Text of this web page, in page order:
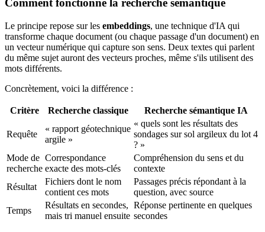
Comment fonctionne la recherche sémantique
Le principe repose sur les embeddings, une technique d'IA qui
transforme chaque document (ou chaque passage d'un document) en
un vecteur numérique qui capture son sens. Deux textes qui parlent
du même sujet auront des vecteurs proches, même s'ils utilisent des
mots différents.
Concrètement, voici la différence :
Critère Recherche classique Recherche sémantique IA
Requête
« rapport géotechnique
argile »
« quels sont les résultats des
sondages sur sol argileux du lot 4
? »
Mode de
recherche
Correspondance
exacte des mots-clés
Compréhension du sens et du
contexte
Résultat
Fichiers dont le nom
contient ces mots
Passages précis répondant à la
question, avec source
Temps
Résultats en secondes,
mais tri manuel ensuite
Réponse pertinente en quelques
secondes